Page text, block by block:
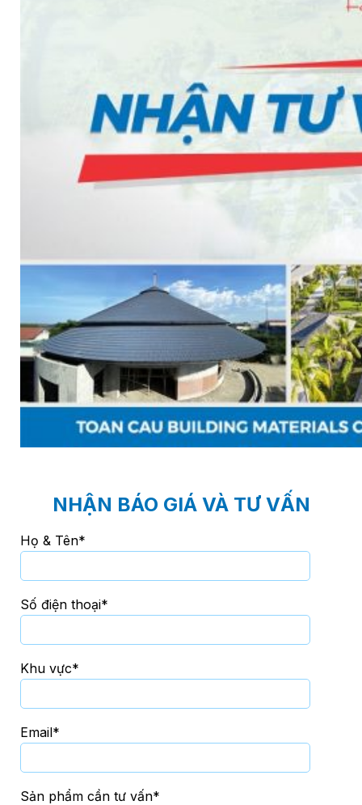
NHẬN BÁO GIÁ VÀ TƯ VẤN
Họ & Tên*
Số điện thoại*
Khu vực*
Email*
Sản phẩm cần tư vấn*